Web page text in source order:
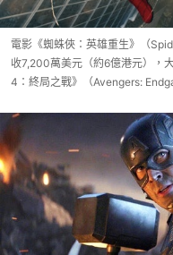
電影《蜘蛛俠：英雄重生》（
收7,200萬美元（約6億港元），
4：終局之戰》（Avengers: